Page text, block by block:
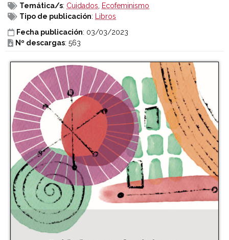
Temática/s: Cuidados, Ecofeminismo
Tipo de publicación: Libros
Fecha publicación: 03/03/2023
Nº descargas: 563